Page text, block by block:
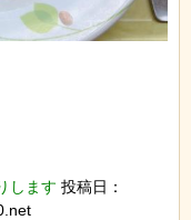
します 投稿日：